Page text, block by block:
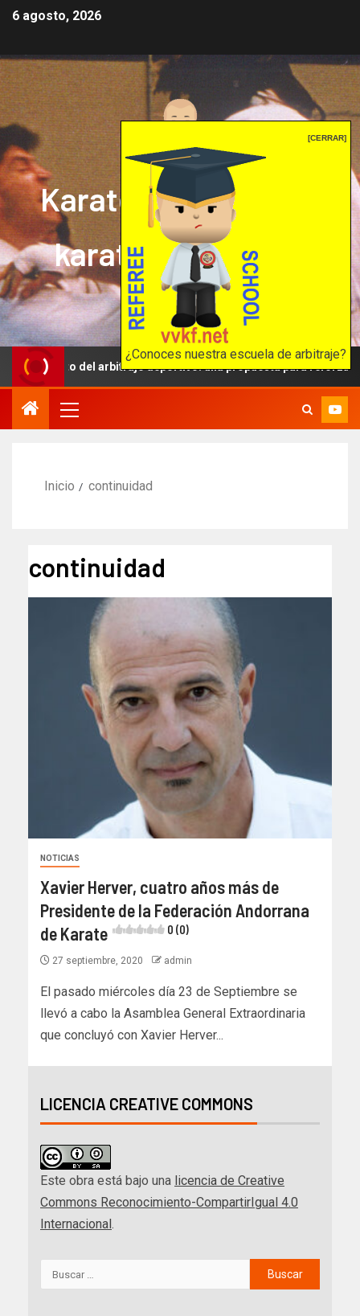
[CERRAR]
¿Conoces nuestra escuela de arbitraje?
6 agosto, 2026
Karate mrprepor: el
karate en internet
El karate en internet
del arbitraje deportivo: una propuesta para reforzar la
Inicio continuidad
continuidad
NOTICIAS
Xavier Herver, cuatro años más de
Presidente de la Federación Andorrana
de Karate
0 (0)
27 septiembre, 2020 admin
El pasado miércoles día 23 de Septiembre se
llevó a cabo la Asamblea General Extraordinaria
que concluyó con Xavier Herver...
LICENCIA CREATIVE COMMONS
Este obra está bajo una licencia de Creative
Commons Reconocimiento-CompartirIgual 4.0
Internacional .